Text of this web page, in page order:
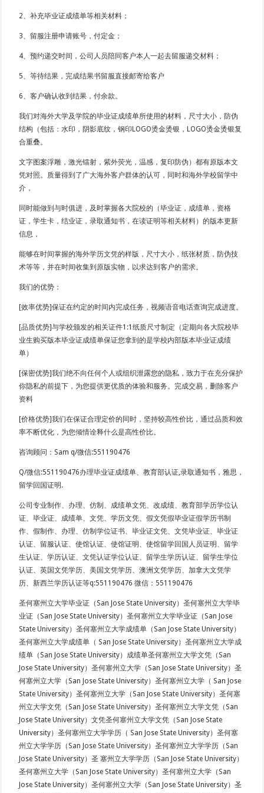
2、补充毕业证成绩单等相关材料；
3、留服注册申请账号，付定金；
4、预约递交时间，公司人员陪同客户本人一起去留服递交材料；
5、等待结果，完成结果书留服直接邮寄给客户
6、客户确认收到结果，付余款。
我们对海外大学及学院的毕业证成绩单所使用的材料，尺寸大小，防伪
结构（包括：水印，阴影底纹，钢印LOGO烫金烫银，LOGO烫金烫银复
合重叠。
文字图案浮雕，激光镭射，紫外荧光，温感，复印防伪）都有原版本文
凭对照。质量得到了广大海外客户群体的认可，同时和海外学校留学中
介，
同时能做到与时俱进，及时掌握各大院校的（毕业证，成绩单，资格
证，学生卡，结业证，录取通知书，在读证明等相关材料）的版本更新
信息，
能够在时间掌握的海外学历文凭的样版，尺寸大小，纸张材质，防伪技
术等等，并在时间收集到原版实物，以求达到客户的需求。
我们的优势：
[效率优势]保证在约定的时间内完成任务，视频语音电话查询完成进度。
[品质优势]与学校颁发的相关证件1:1纸质尺寸制定（定期向各大院校毕
业生购买版本毕业证成绩单保证您拿到的是学校内部版本毕业证成绩
单）
[保密优势]我们绝不向任何个人或组织泄露您的隐私，致力于在充分保护
你隐私的前提下，为您提供更优质的体验和服务。完成交易，删除客户
资料
[价格优势]我们在保证合理定价的同时，坚持较高性价比，通过品质和效
率不断优化，为您倾情诠释什么是高性价比。
咨询顾问：Sam q/微信:551190476
Q/微信:551190476办理毕业证成绩单、教育部认证,录取通知书，雅思，
留学回国证明.
公司专业制作、办理、仿制、成绩单文凭、改成绩、教育部学历学位认
证、毕业证、成绩单、文凭、学历文凭、假文凭假毕业证假学历书制
作、假制作、办理、仿制学位证书、毕业证文凭、文凭毕业证、毕业证
认证、留服认证、使馆认证、使馆证明、使馆留学回国人员证明、留学
生认证、学历认证、文凭认证学位认证、留学生学历认证、留学生学位
认证、英国文凭学历、美国文凭学历、澳洲文凭学历、加拿大文凭学
历、新西兰学历认证等q:551190476 微信：551190476
圣何塞州立大学毕业证（San Jose State University）圣何塞州立大学毕
业证（San Jose State University）圣何塞州立大学毕业证（San Jose
State University）圣何塞州立大学成绩单（San Jose State University）
圣何塞州立大学成绩单（ San Jose State University）圣何塞州立大学成
绩单（San Jose State University）成绩单圣何塞州立大学文凭（San
Jose State University）圣何塞州立大学（San Jose State University）圣
何塞州立大学（San Jose State University）圣何塞州立大学（ San Jose
State University）圣何塞州立大学（San Jose State University）圣何塞
州立大学文凭（San Jose State University）圣何塞州立大学文凭（San
Jose State University）文凭圣何塞州立大学文凭（San Jose State
University）圣何塞州立大学学历（ San Jose State University）圣何塞
州立大学学历（San Jose State University）圣何塞州立大学学历（San
Jose State University）圣 塞州立大学学历（San Jose State University）
圣何塞州立大学（San Jose State University）圣何塞州立大学（San
Jose State University）圣何塞州立大学（San Jose State University）圣